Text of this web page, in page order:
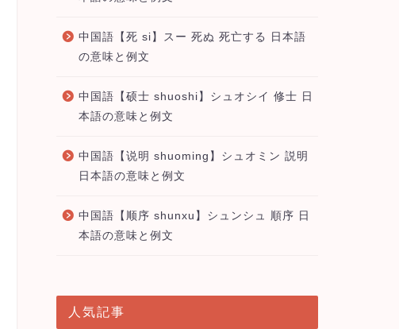
中国語【死 si】スー 死ぬ 死亡する 日本語
の意味と例文
中国語【硕士 shuoshi】シュオシイ 修士 日
本語の意味と例文
中国語【说明 shuoming】シュオミン 説明
日本語の意味と例文
中国語【顺序 shunxu】シュンシュ 順序 日
本語の意味と例文
人気記事